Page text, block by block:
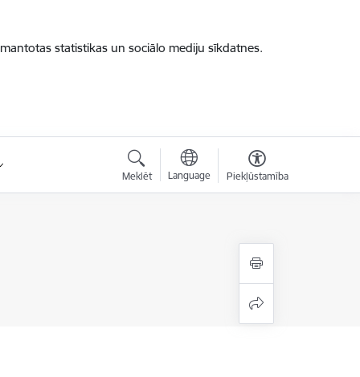
statistikas un sociālo mediju sīkdatnes.
Meklēt Language Piekļūstamība